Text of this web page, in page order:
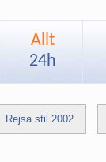
Allt
24h
Rejsa stil 2002